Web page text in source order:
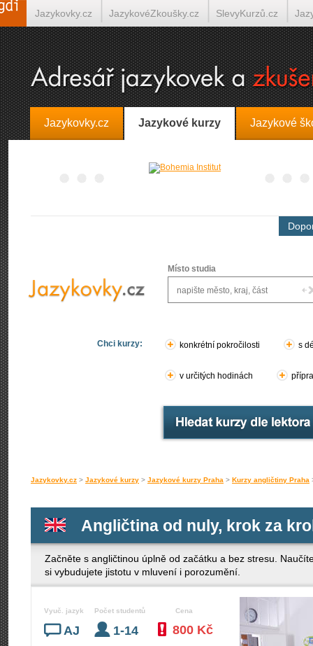
Jazykovky.cz Jazykové kurzy Jazykové
Místo studia
Chci kurzy: konkrétní pokročilosti s
v určitých hodinách
Jazykovky.cz > Jazykové kurzy > Jazykové kurzy Praha > Kurzy angličtiny Praha
Angličtina od nuly, krok za
Začněte s angličtinou úplně od začátku a bez stresu.
si vybudujete jistotu v mluvení i porozumění.
Vyuč. jazyk
AJ
Počet studentů
1-14
Cena
800 Kč
Jazykovky.cz JazykovéZkoušky.cz SlevyKurzů.cz
Španělština on-line Italština on-line Tlumočení-